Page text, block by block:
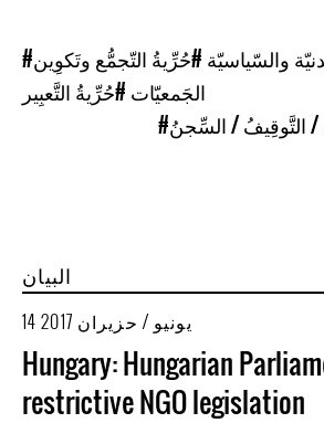
والسّياسيّة #حُرِّيةُ التّجمُّع وتَكوِين
الجَمعيّات #حُرِّيةُ التَّعبِير
/ التَّوقِيفُ / السِّجنُ
البيان
14 يونيو / حزيران 2017
Hungary: Hungarian
restrictive NGO legislation